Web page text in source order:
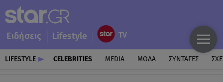
Ειδήσεις Lifestyle
LIFESTYLE CELEBRITIES MEDIA ΜΟΔΑ ΣΥΝΤΑΓΕΣ